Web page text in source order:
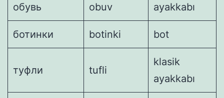
обувь obuv ayakkabı
ботинки botinki bot
туфли tufli
klasik
ayakkabı